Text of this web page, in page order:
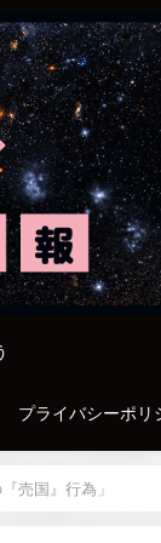
プライバシーポリ
売国』行為」